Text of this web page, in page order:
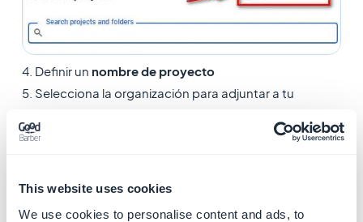
This website uses cookies
We use cookies to personalise content and ads, to
4. Definir un nombre de proyecto
5. Selecciona la organización para adjuntar a tu
6. Selecciona tu
8. Abre el proyecto desde la barra de herramientas.